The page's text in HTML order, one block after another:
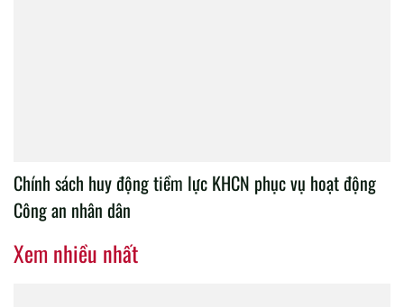
Chính sách huy động tiềm lực KHCN phục vụ hoạt động
Công an nhân dân
Xem nhiều nhất